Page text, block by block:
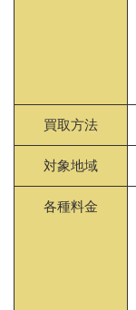
買取方法
対象地域
各種料金